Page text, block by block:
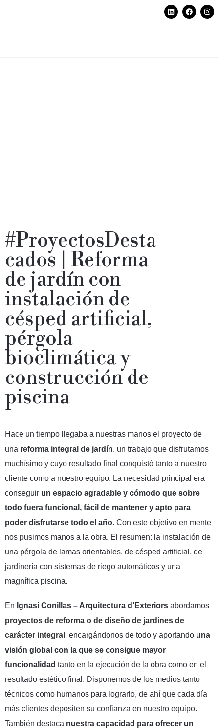
#ProyectosDesta
cados | Reforma
de jardín con
instalación de
césped artificial,
pérgola
bioclimática y
construcción de
piscina
Hace un tiempo llegaba a nuestras manos el proyecto de
una reforma integral de jardín, un trabajo que disfrutamos
muchísimo y cuyo resultado final conquistó tanto a nuestro
cliente como a nuestro equipo. La necesidad principal era
conseguir un espacio agradable y cómodo que sobre
todo fuera funcional, fácil de mantener y apto para
poder disfrutarse todo el año. Con este objetivo en mente
nos pusimos manos a la obra. El resumen: la instalación de
una pérgola de lamas orientables, de césped artificial, de
jardinería con sistemas de riego automáticos y una
magnífica piscina.
En Ignasi Conillas – Arquitectura d’Exteriors abordamos
proyectos de reforma o de diseño de jardines de
carácter integral , encargándonos de todo y aportando una
visión global con la que se consigue mayor
funcionalidad tanto en la ejecución de la obra como en el
resultado estético final. Disponemos de los medios tanto
técnicos como humanos para lograrlo, de ahí que cada día
más clientes depositen su confianza en nuestro equipo.
También destaca nuestra capacidad para ofrecer un